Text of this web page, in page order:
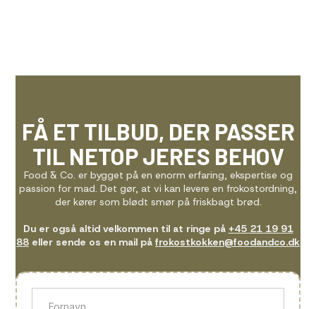
FÅ ET TILBUD, DER PASSER
TIL NETOP JERES BEHOV
Food & Co. er bygget på en enorm erfaring, ekspertise og
passion for mad. Det gør, at vi kan levere en frokostordning,
der kører som blødt smør på friskbagt brød.
Du er også altid velkommen til at ringe på +45 21 19 91
88 eller sende os en mail på frokostkokken@foodandco.dk